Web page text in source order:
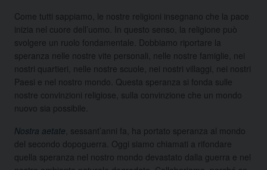
Come tutti sappiamo, le nostre religioni insegnano che la pace
inizia nel cuore dell’uomo. In questo senso, la religione può
svolgere un ruolo fondamentale. Dobbiamo riportare la
speranza nelle nostre vite personali, nelle nostre famiglie, nei
nostri quartieri, nelle nostre scuole, nei nostri villaggi, nei nostri
Paesi e nel nostro mondo. Questa speranza si fonda sulle
nostre convinzioni religiose, sulla convinzione che un mondo
nuovo sia possibile.
Nostra aetate , sessant’anni fa, ha portato speranza al mondo
del secondo dopoguerra. Oggi siamo chiamati a rifondare
quella speranza nel nostro mondo devastato dalla guerra e nel